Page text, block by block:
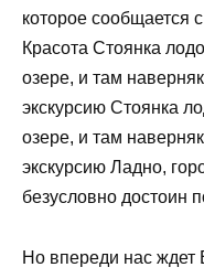
которое сообщается
Красота Стоянка
озере, и там
экскурсию Стоянка
озере, и там
экскурсию Ладно,
безусловно достоин
Но впереди нас ждет